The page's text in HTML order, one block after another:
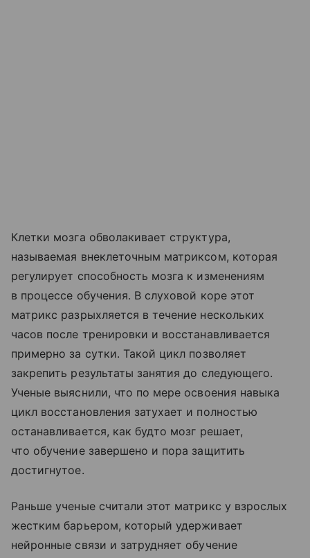
Клетки мозга обволакивает структура,
называемая внеклеточным матриксом, которая
регулирует способность мозга к изменениям
в процессе обучения. В слуховой коре этот
матрикс разрыхляется в течение нескольких
часов после тренировки и восстанавливается
примерно за сутки. Такой цикл позволяет
закрепить результаты занятия до следующего.
Ученые выяснили, что по мере освоения навыка
цикл восстановления затухает и полностью
останавливается, как будто мозг решает,
что обучение завершено и пора защитить
достигнутое.
Раньше ученые считали этот матрикс у взрослых
жестким барьером, который удерживает
нейронные связи и затрудняет обучение